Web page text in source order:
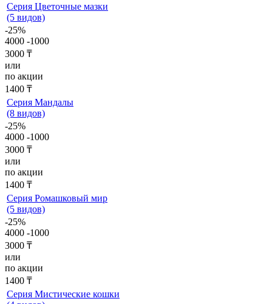
Серия Цветочные мазки
(5 видов)
-25%
4000 -1000
3000 ₸
или
по акции
1400 ₸
Серия Мандалы
(8 видов)
-25%
4000 -1000
3000 ₸
или
по акции
1400 ₸
Серия Ромашковый мир
(5 видов)
-25%
4000 -1000
3000 ₸
или
по акции
1400 ₸
Серия Мистические кошки